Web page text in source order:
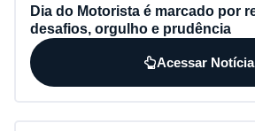
Dia do Motorista é marcado por
desafios, orgulho e prudência
Acessar Notícia